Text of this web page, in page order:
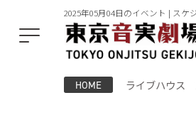
2025年05月04日のイベント | スケ
HOME ライブハウス